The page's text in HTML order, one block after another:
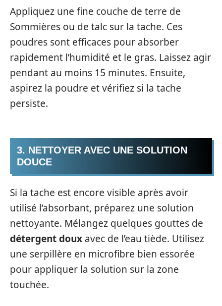
Appliquez une fine couche de terre de
Sommières ou de talc sur la tache. Ces
poudres sont efficaces pour absorber
rapidement l’humidité et le gras. Laissez agir
pendant au moins 15 minutes. Ensuite,
aspirez la poudre et vérifiez si la tache
persiste.
3. NETTOYER AVEC UNE SOLUTION
DOUCE
Si la tache est encore visible après avoir
utilisé l’absorbant, préparez une solution
nettoyante. Mélangez quelques gouttes de
détergent doux avec de l’eau tiède. Utilisez
une serpillère en microfibre bien essorée
pour appliquer la solution sur la zone
touchée.